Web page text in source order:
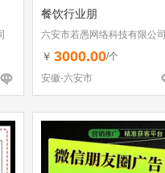
餐饮行业朋
六安市若愚网络科技有限公司
￥ 3000.00/个
安徽-六安市